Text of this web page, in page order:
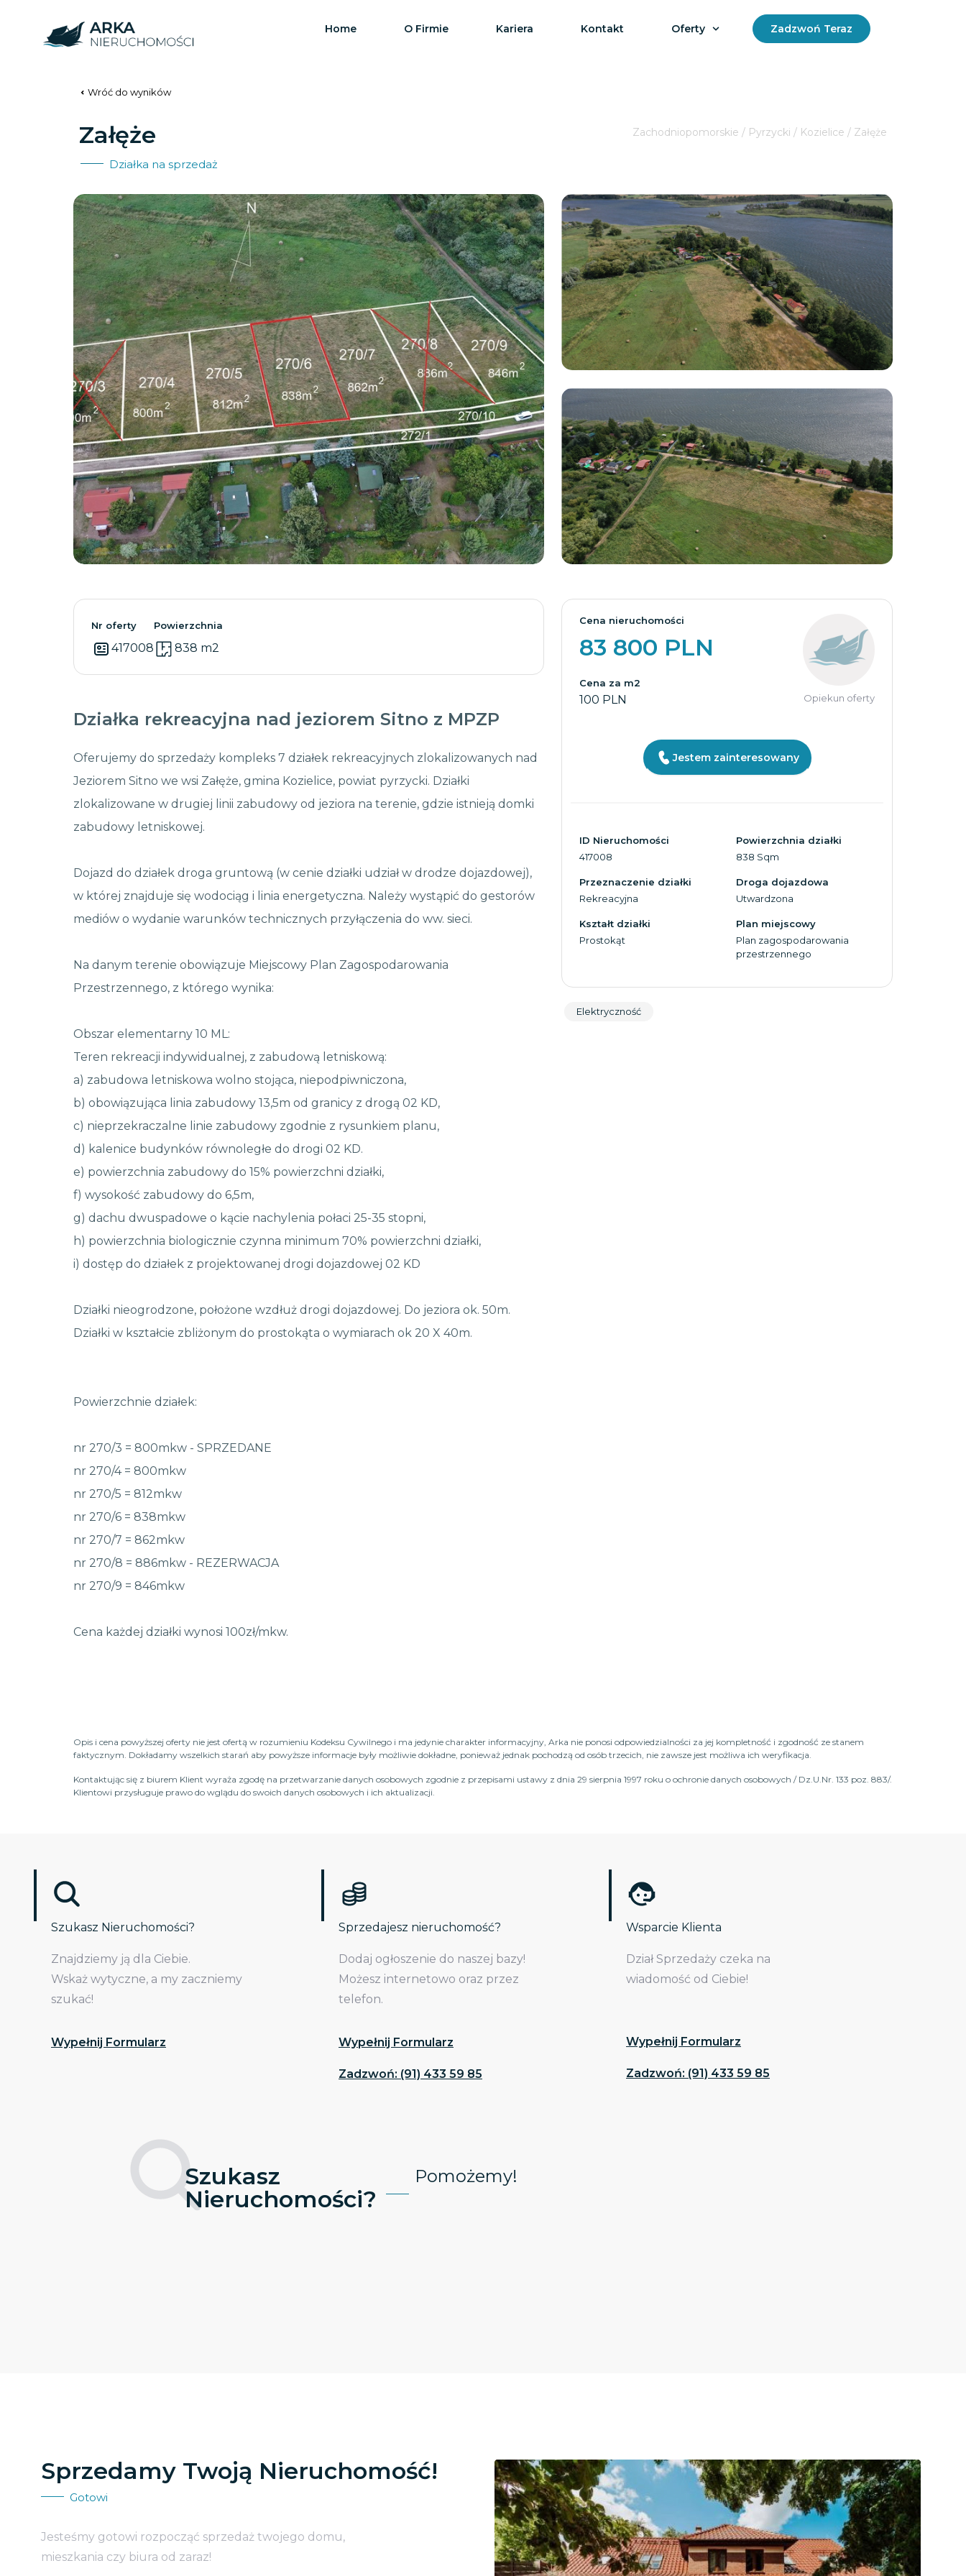
Home O Firmie Kariera Kontakt Oferty Zadzwoń Teraz
Wróć do wyników
Załęże
Działka na sprzedaż
Zachodniopomorskie / Pyrzycki / Kozielice / Załęże
Zobacz wszystkie
Nr oferty
417008
Powierzchnia
838 m2
Działka rekreacyjna nad jeziorem Sitno z MPZP
Oferujemy do sprzedaży kompleks 7 działek rekreacyjnych zlokalizowanych nad
Jeziorem Sitno we wsi Załęże, gmina Kozielice, powiat pyrzycki. Działki
zlokalizowane w drugiej linii zabudowy od jeziora na terenie, gdzie istnieją domki
zabudowy letniskowej.
Dojazd do działek droga gruntową (w cenie działki udział w drodze dojazdowej),
w której znajduje się wodociąg i linia energetyczna. Należy wystąpić do gestorów
mediów o wydanie warunków technicznych przyłączenia do ww. sieci.
Na danym terenie obowiązuje Miejscowy Plan Zagospodarowania
Przestrzennego, z którego wynika:
Obszar elementarny 10 ML:
Teren rekreacji indywidualnej, z zabudową letniskową:
a) zabudowa letniskowa wolno stojąca, niepodpiwniczona,
b) obowiązująca linia zabudowy 13,5m od granicy z drogą 02 KD,
c) nieprzekraczalne linie zabudowy zgodnie z rysunkiem planu,
d) kalenice budynków równoległe do drogi 02 KD.
e) powierzchnia zabudowy do 15% powierzchni działki,
f) wysokość zabudowy do 6,5m,
g) dachu dwuspadowe o kącie nachylenia połaci 25-35 stopni,
h) powierzchnia biologicznie czynna minimum 70% powierzchni działki,
i) dostęp do działek z projektowanej drogi dojazdowej 02 KD
Działki nieogrodzone, położone wzdłuż drogi dojazdowej. Do jeziora ok. 50m.
Działki w kształcie zbliżonym do prostokąta o wymiarach ok 20 X 40m.
Powierzchnie działek:
nr 270/3 = 800mkw - SPRZEDANE
nr 270/4 = 800mkw
nr 270/5 = 812mkw
nr 270/6 = 838mkw
nr 270/7 = 862mkw
nr 270/8 = 886mkw - REZERWACJA
nr 270/9 = 846mkw
Cena każdej działki wynosi 100zł/mkw.
Cena nieruchomości
83 800 PLN
Cena za m2
100 PLN Opiekun oferty
Jestem zainteresowany
ID Nieruchomości
417008
Powierzchnia działki
838 Sqm
Przeznaczenie działki
Rekreacyjna
Droga dojazdowa
Utwardzona
Kształt działki
Prostokąt
Plan miejscowy
Plan zagospodarowania
przestrzennego
Elektryczność
Opis i cena powyższej oferty nie jest ofertą w rozumieniu Kodeksu Cywilnego i ma jedynie charakter informacyjny, Arka nie ponosi odpowiedzialności za jej kompletność i zgodność ze stanem
faktycznym. Dokładamy wszelkich starań aby powyższe informacje były możliwie dokładne, ponieważ jednak pochodzą od osób trzecich, nie zawsze jest możliwa ich weryfikacja.
Kontaktując się z biurem Klient wyraża zgodę na przetwarzanie danych osobowych zgodnie z przepisami ustawy z dnia 29 sierpnia 1997 roku o ochronie danych osobowych / Dz.U.Nr. 133 poz. 883/.
Klientowi przysługuje prawo do wglądu do swoich danych osobowych i ich aktualizacji.
Szukasz Nieruchomości?
Znajdziemy ją dla Ciebie.
Wskaż wytyczne, a my zaczniemy
szukać!
Wypełnij Formularz
Sprzedajesz nieruchomość?
Dodaj ogłoszenie do naszej bazy!
Możesz internetowo oraz przez
telefon.
Wypełnij Formularz
Zadzwoń: (91) 433 59 85
Wsparcie Klienta
Dział Sprzedaży czeka na
wiadomość od Ciebie!
Wypełnij Formularz
Zadzwoń: (91) 433 59 85
Szukasz
Nieruchomości?
Pomożemy!
Sprzedamy Twoją Nieruchomość!
Gotowi
Jesteśmy gotowi rozpocząć sprzedaż twojego domu,
mieszkania czy biura od zaraz!